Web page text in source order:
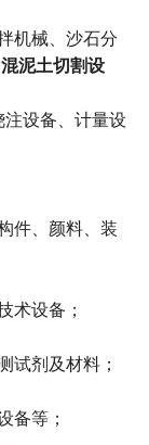
机械、沙石分
泥土切割设
设备、计量设
件、颜料、装
设备；
剂及材料；
等；